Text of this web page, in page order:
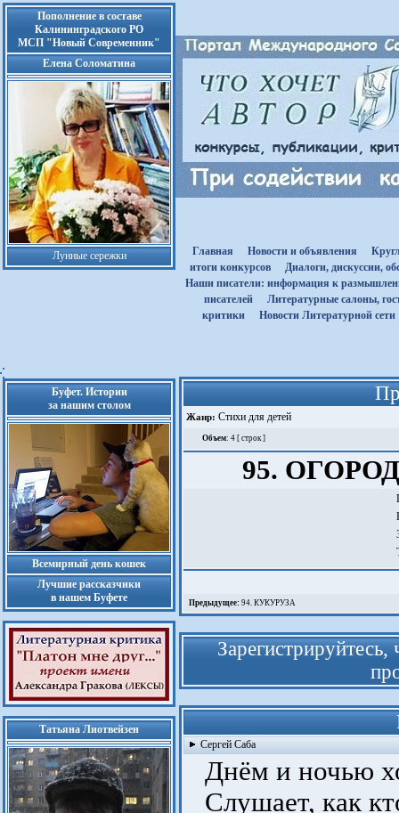
Пополнение в составе
Калининградского РО
МСП "Новый Современник"
Елена Соломатина
Лунные сережки Главная Новости и объявления
итоги конкурсов
Диалоги, дискуссии,
Наши писатели: информация к
писателей
Литературные салоны,
критики
Новости Литературной сети
Буфет. Истории
за нашим столом
Всемирный день кошек
Лучшие рассказчики
в нашем Буфете
Татьяна Лиотвейзен
Жанр: Стихи для детей
Объем: 4 [ строк ]
95.
Предыдущее: 94. КУКУРУЗА
Сергей Саба
Днём и ночью
Слушает, как